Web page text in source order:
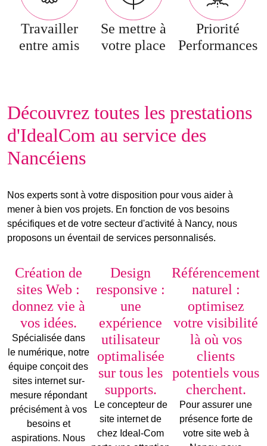
Travailler
entre amis
Se mettre à
votre place
Priorité
Performances
Découvrez toutes les prestations
d'IdealCom au service des
Nancéiens
Nos experts sont à votre disposition pour vous aider à
mener à bien vos projets. En fonction de vos besoins
spécifiques et de votre secteur d'activité à Nancy, nous
proposons un éventail de services personnalisés.
Création de
sites Web :
donnez vie à
vos idées.
Spécialisée dans
le numérique, notre
équipe conçoit des
sites internet sur-
mesure répondant
précisément à vos
besoins et
aspirations. Nous
Design
responsive :
une
expérience
utilisateur
optimalisée
sur tous les
supports.
Le concepteur de
site internetde
chez Ideal-Com
Référencement
naturel :
optimisez
votre visibilité
là où vos
clients
potentiels vous
cherchent.
Pour assurer une
présence forte de
votre site web à